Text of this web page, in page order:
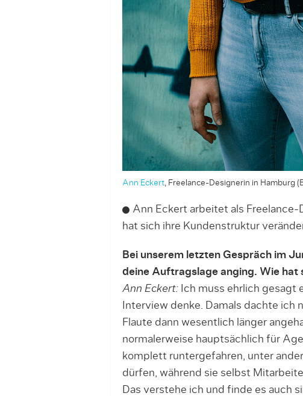
Ann Eckert, Freelance-Designerin in Hamburg
Ann Eckert arbeitet als Freelance-
hat sich ihre Kundenstruktur
Bei unserem letzten Gespräch im
deine Auftragslage anging. Wie hat
Ann Eckert:Ich muss ehrlich gesagt
Interview denke. Damals dach­te ich
Flaute dann wesentlich länger
normalerweise hauptsächlich für
komplett runtergefahren, unter
dürfen, während sie selbst
Das verstehe ich und finde es auch